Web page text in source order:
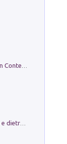
in alto! Livello A1. Con CD-Audio. Con Contenuto digitale per accesso on line